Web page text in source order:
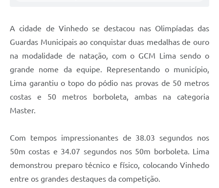
Contas Públicas
Links Úteis
A cidade de Vinhedo se destacou nas Olimpíadas das
Guardas Municipais ao conquistar duas medalhas de ouro
na modalidade de natação, com o GCM Lima sendo o
grande nome da equipe. Representando o município,
Lima garantiu o topo do pódio nas provas de 50 metros
costas e 50 metros borboleta, ambas na categoria
Master.
Com tempos impressionantes de 38.03 segundos nos
50m costas e 34.07 segundos nos 50m borboleta. Lima
demonstrou preparo técnico e físico, colocando Vinhedo
entre os grandes destaques da competição.